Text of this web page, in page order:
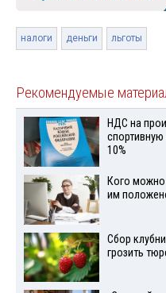
налоги деньги льготы
Рекомендуемые
НДС на
10%
Кого можно
им
Сбор
грозить